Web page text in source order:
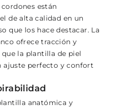
están
de alta calidad en un
que los hace destacar. La
ofrece tracción y
la plantilla de piel
ajuste perfecto y confort
anatómica y